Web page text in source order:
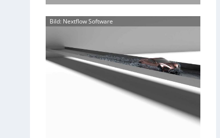
Bild: Nextflow Software